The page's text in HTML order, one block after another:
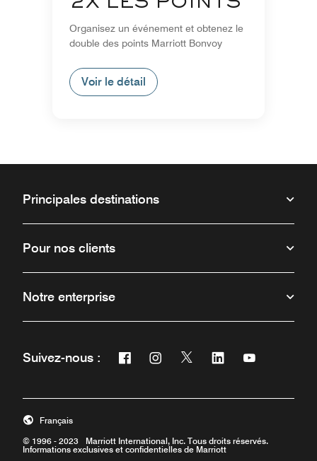
Organisez un événement et obtenez le
double des points Marriott Bonvoy
Voir le détail
Principales destinations
Pour nos clients
Notre enterprise
Suivez-nous : Facebook
Ouvre une nouvelle fenêtre
Instagram
Ouvre une nouvelle fenêtre
Twitter
Ouvre une nouvelle
Linkedin
Ouvre uneOuvre une
© 1996 - 2023 Marriott International, Inc. Tous droits réservés.
Informations exclusives et confidentielles de Marriott
Français